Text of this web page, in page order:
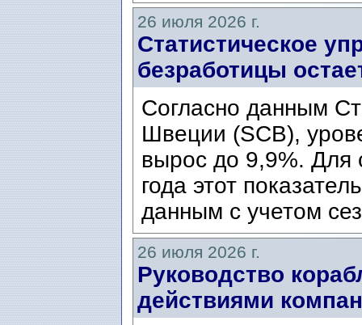
26 июля 2026 г.
Статистическое
безработицы
Согласно данным
Швеции (SCB),
вырос до 9,9%. Для
года этот
данным с учетом
26 июля 2026 г.
Руководство
действиями